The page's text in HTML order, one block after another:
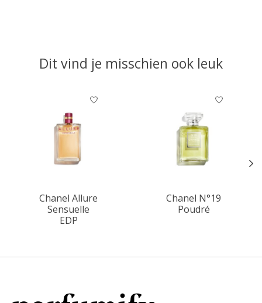
Dit vind je misschien ook leuk
Items van productcarrousel
Chanel Allure
Sensuelle
EDP
Chanel N°19
Poudré